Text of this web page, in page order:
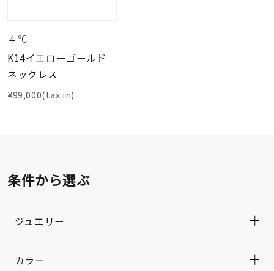
４℃
K14イエローゴールド
ネックレス
¥99,000(tax in)
条件から選ぶ
ジュエリー
カラー